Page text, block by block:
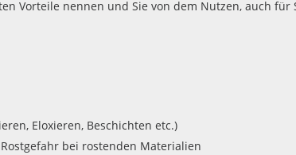
Vorteile nennen und Sie von dem Nutzen, auch für
Eloxieren, Beschichten etc.)
bei rostenden Materialien